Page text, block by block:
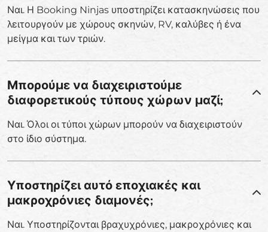
Ναι. Η Booking Ninjas υποστηρίζει κατασκηνώσεις που
λειτουργούν με χώρους σκηνών, RV, καλύβες ή ένα
μείγμα και των τριών.
Μπορούμε να διαχειριστούμε
διαφορετικούς τύπους χώρων μαζί;
Ναι. Όλοι οι τύποι χώρων μπορούν να διαχειριστούν
στο ίδιο σύστημα.
Υποστηρίζει αυτό εποχιακές και
μακροχρόνιες διαμονές;
Ναι. Υποστηρίζονται βραχυχρόνιες, μακροχρόνιες και